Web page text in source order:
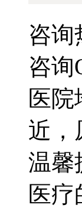
咨询
咨询
医
近，
温馨
医疗